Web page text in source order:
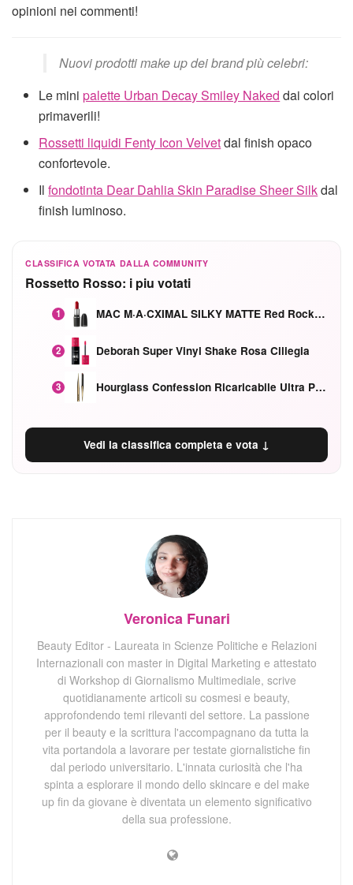
opinioni nei commenti!
Nuovi prodotti make up dei brand più celebri:
Le minipalette Urban Decay Smiley Naked dai colori
primaverili!
Rossetti liquidi Fenty Icon Velvetdal finish opaco
confortevole.
Ilfondotinta Dear Dahlia Skin Paradise Sheer Silkdal
finish luminoso.
CLASSIFICA VOTATA DALLA COMMUNITY
Rossetto Rosso: i piu votati
1 MAC M·A·CXIMAL SILKY MATTE Red Rock mat
2 Deborah Super Vinyl Shake Rosa Ciliegia
3 Hourglass Confession Ricaricabile Ultra Preciso Ad Alta Intensità Secretly Classic Red
Vedi la classifica completa e vota ↓
Veronica Funari
Beauty Editor - Laureata in Scienze Politiche e Relazioni
Internazionali con master in Digital Marketing e attestato
di Workshop di Giornalismo Multimediale, scrive
quotidianamente articoli su cosmesi e beauty,
approfondendo temi rilevanti del settore. La passione
per il beauty e la scrittura l'accompagnano da tutta la
vita portandola a lavorare per testate giornalistiche fin
dal periodo universitario. L'innata curiosità che l'ha
spinta a esplorare il mondo dello skincare e del make
up fin da giovane è diventata un elemento significativo
della sua professione.